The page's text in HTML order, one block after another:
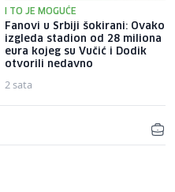
I TO JE MOGUĆE
Fanovi u Srbiji šokirani: Ovako
izgleda stadion od 28 miliona
eura kojeg su Vučić i Dodik
otvorili nedavno
2 sata